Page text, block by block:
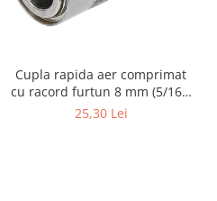
Cupla rapida aer comprimat
cu racord furtun 8 mm (5/16")
| SUA / Franta
25,30 Lei